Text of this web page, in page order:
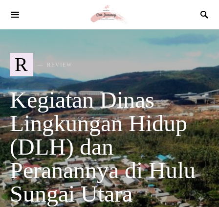
SEARCH FOR:
R REVIEW
Kegiatan Dinas
Lingkungan Hidup
(DLH) dan
Peranannya di Hulu
Sungai Utara